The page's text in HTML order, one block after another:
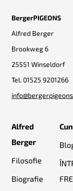
BergerPIGEONS
Alfred Berger
Brookweg 6
25551 Winseldorf
Tel. 01525 9201266
Alfred
Berger
Filosofie
Biografie